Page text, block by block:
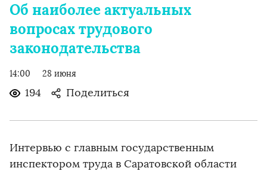
Об наиболее актуальных
вопросах трудового
законодательства
14:00 28 июня
194 Поделиться
Интервью с главным государственным
инспектором труда в Саратовской области